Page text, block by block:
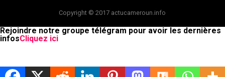
Copyright © 2017 actucameroun.info
Rejoindre notre groupe télégram pour avoir les dernières
infosCliquez ici